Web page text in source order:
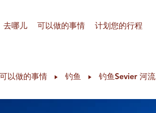
去哪儿 可以做的事情 计划您的行程
可以做的事情 钓鱼 钓鱼Sevier 河流